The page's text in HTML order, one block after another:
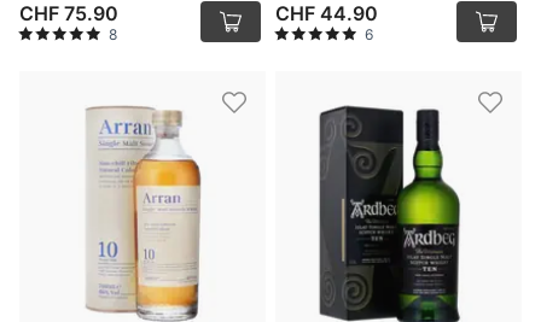
CHF 75.90
8
CHF 44.90
6